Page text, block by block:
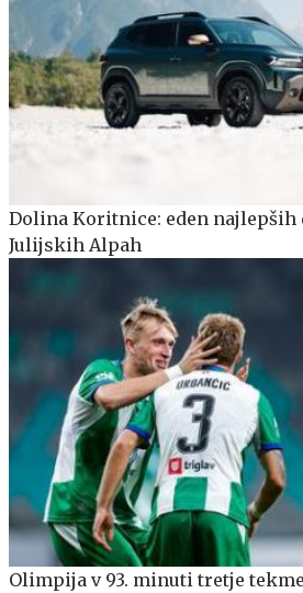
Dolina Koritnice: eden
Julijskih Alpah
Olimpija v 93. minuti tretje